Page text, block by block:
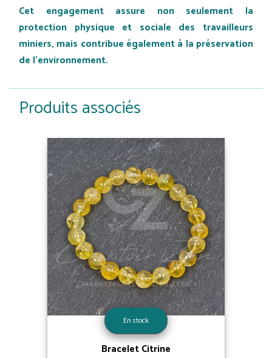
Cet engagement assure non seulement la
protection physique et sociale des travailleurs
miniers, mais contribue également à la préservation
de l'environnement.
Produits associés
En stock
Bracelet Citrine